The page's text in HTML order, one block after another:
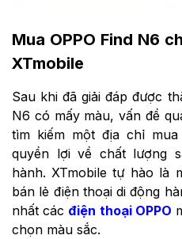
Mua OPPO Find N6
XTmobile
Sau khi đã giải đáp được
N6 có mấy màu, vấn đề
tìm kiếm một địa chỉ
quyền lợi về chất lượng
hành. XTmobile tự hào là
bán lẻ điện thoại di động
nhất các điện thoại OPPO
chọn màu sắc.